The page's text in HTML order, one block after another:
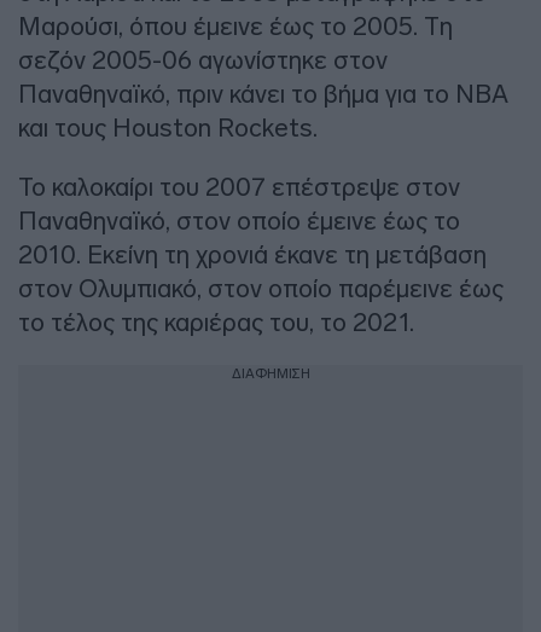
Μαρούσι, όπου έμεινε έως το 2005. Τη
σεζόν 2005-06 αγωνίστηκε στον
Παναθηναϊκό, πριν κάνει το βήμα για το ΝΒΑ
και τους Houston Rockets.
Το καλοκαίρι του 2007 επέστρεψε στον
Παναθηναϊκό, στον οποίο έμεινε έως το
2010. Εκείνη τη χρονιά έκανε τη μετάβαση
στον Ολυμπιακό, στον οποίο παρέμεινε έως
το τέλος της καριέρας του, το 2021.
ΔΙΑΦΗΜΙΣΗ